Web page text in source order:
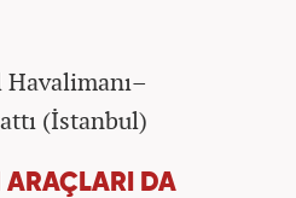
(İstanbul)
ARAÇLARI DA